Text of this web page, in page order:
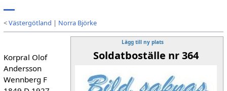
<Västergötland | Norra Björke
Lägg till ny plats
Soldatboställe nr 364
Korpral Olof
Andersson
Wennberg F